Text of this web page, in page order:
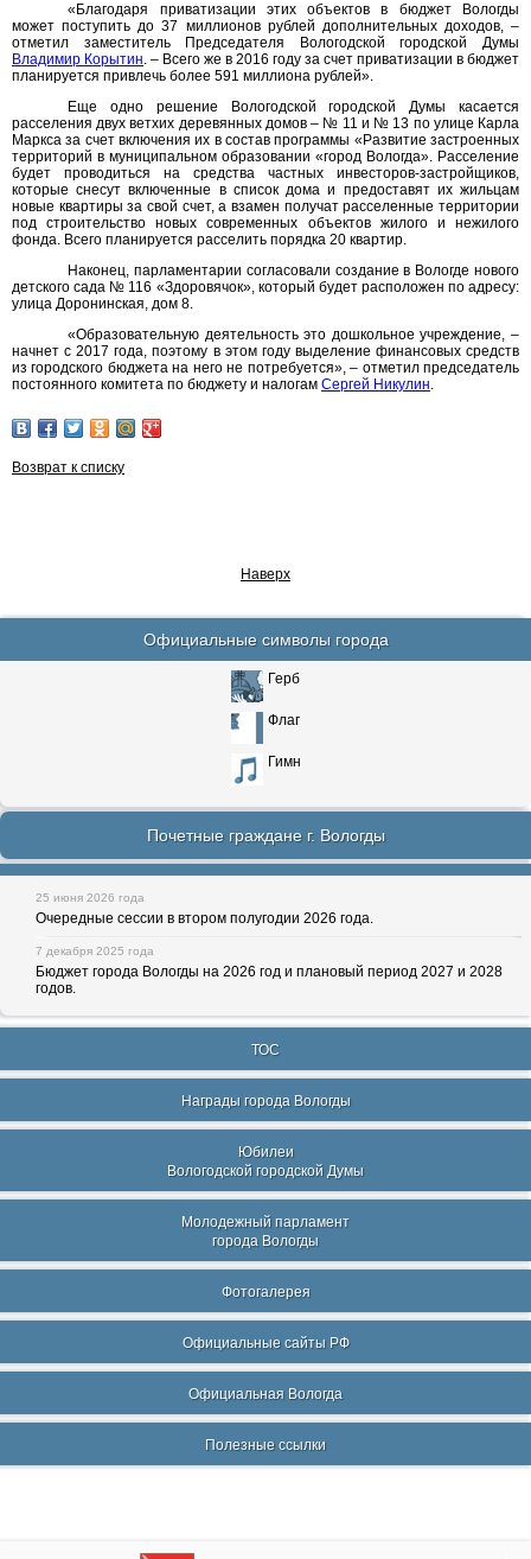
«Благодаря приватизации этих объектов в бюджет Вологды
может поступить до 37 миллионов рублей дополнительных доходов, –
отметил заместитель Председателя Вологодской городской Думы
Владимир Корытин. – Всего же в 2016 году за счет приватизации в бюджет
планируется привлечь более 591 миллиона рублей».
Еще одно решение Вологодской городской Думы касается
расселения двух ветхих деревянных домов – № 11 и № 13 по улице Карла
Маркса за счет включения их в состав программы «Развитие застроенных
территорий в муниципальном образовании «город Вологда». Расселение
будет проводиться на средства частных инвесторов-застройщиков,
которые снесут включенные в список дома и предоставят их жильцам
новые квартиры за свой счет, а взамен получат расселенные территории
под строительство новых современных объектов жилого и нежилого
фонда. Всего планируется расселить порядка 20 квартир.
Наконец, парламентарии согласовали создание в Вологде нового
детского сада № 116 «Здоровячок», который будет расположен по адресу:
улица Доронинская, дом 8.
«Образовательную деятельность это дошкольное учреждение, –
начнет с 2017 года, поэтому в этом году выделение финансовых средств
из городского бюджета на него не потребуется», – отметил председатель
постоянного комитета по бюджету и налогам Сергей Никулин.
Возврат к списку
Наверх
Официальные символы города
Герб
Флаг
Гимн
Почетные граждане г. Вологды
25 июня 2026 года
Очередные сессии в втором полугодии 2026 года.
7 декабря 2025 года
Бюджет города Вологды на 2026 год и плановый период 2027 и 2028
годов.
ТОС
Награды города Вологды
Юбилеи
Вологодской городской Думы
Молодежный парламент
города Вологды
Фотогалерея
Официальные сайты РФ
Официальная Вологда
Полезные ссылки